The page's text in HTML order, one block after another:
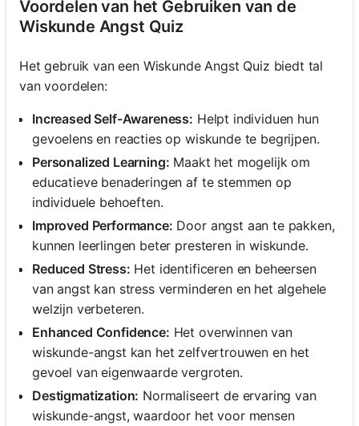
Voordelen van het Gebruiken van de
Wiskunde Angst Quiz
Het gebruik van een Wiskunde Angst Quiz biedt tal
van voordelen:
Increased Self-Awareness: Helpt individuen hun
gevoelens en reacties op wiskunde te begrijpen.
Personalized Learning: Maakt het mogelijk om
educatieve benaderingen af te stemmen op
individuele behoeften.
Improved Performance: Door angst aan te pakken,
kunnen leerlingen beter presteren in wiskunde.
Reduced Stress: Het identificeren en beheersen
van angst kan stress verminderen en het algehele
welzijn verbeteren.
Enhanced Confidence: Het overwinnen van
wiskunde-angst kan het zelfvertrouwen en het
gevoel van eigenwaarde vergroten.
Destigmatization: Normaliseert de ervaring van
wiskunde-angst, waardoor het voor mensen